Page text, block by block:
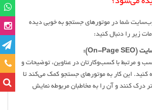
وب‌سایت شما در موتورهای جستجو به خوبی دیده
زیر را دنبال کنید:
و مرتبط با کسب‌وکارتان در عناوین، توضیحات و
کنید. این کار به موتورهای جستجو کمک می‌کند تا
درک کنند و آن را به مخاطبان مربوطه نمایش